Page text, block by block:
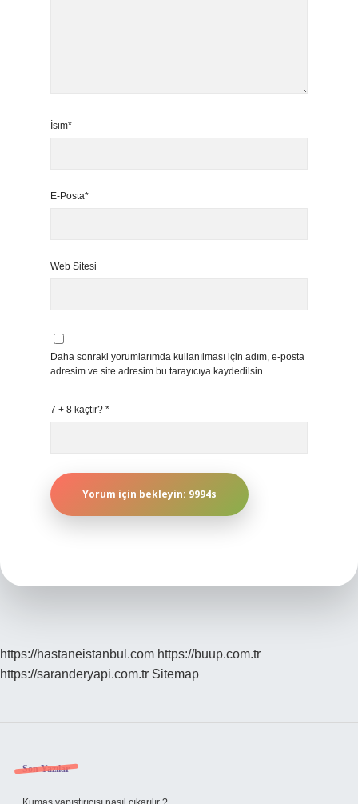
İsim*
E-Posta*
Web Sitesi
Daha sonraki yorumlarımda kullanılması için adım, e-posta
adresim ve site adresim bu tarayıcıya kaydedilsin.
7 + 8 kaçtır? *
https://hastaneistanbul.com https://buup.com.tr
https://saranderyapi.com.tr Sitemap
Sidebar
Son Yazılar